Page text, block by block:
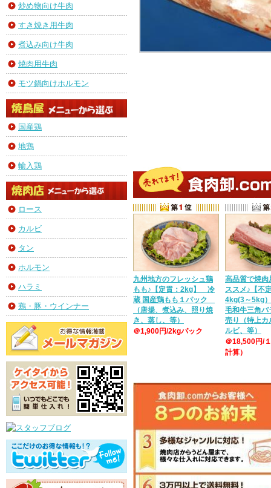
炒め物向け牛肉
すき焼き用牛肉
煮込み向け牛肉
焼肉用牛肉
モツ鍋向けホルモン
国産鶏
地鶏
輸入鶏
ロース
カルビ
タン
ホルモン
ハラミ
鶏・豚・ウインナー
九州地方のフレッシュ鶏
もも♪【定貫：2kg】 冷
蔵 国産鶏もも１パック
（唐揚、煮込み、照り焼
き、蒸し、等）
＠1,900円/2kgパック
高品質で焼肉
ススメ♪【不
4kg(3～5kg
毛和牛三角バ
売り（特上カ
ルビ、等）
＠18,500円/
計算）